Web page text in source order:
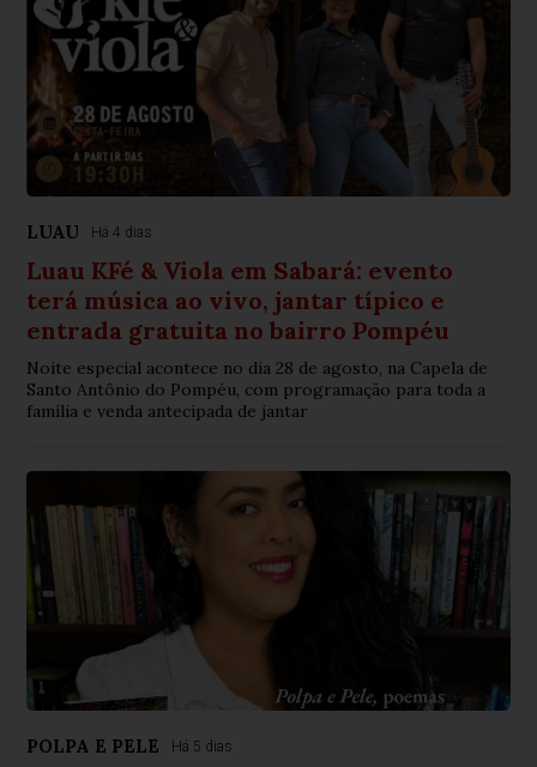
LUAU Há 4 dias
Luau KFé & Viola em Sabará: evento
terá música ao vivo, jantar típico e
entrada gratuita no bairro Pompéu
Noite especial acontece no dia 28 de agosto, na Capela de
Santo Antônio do Pompéu, com programação para toda a
família e venda antecipada de jantar
POLPA E PELE Há 5 dias